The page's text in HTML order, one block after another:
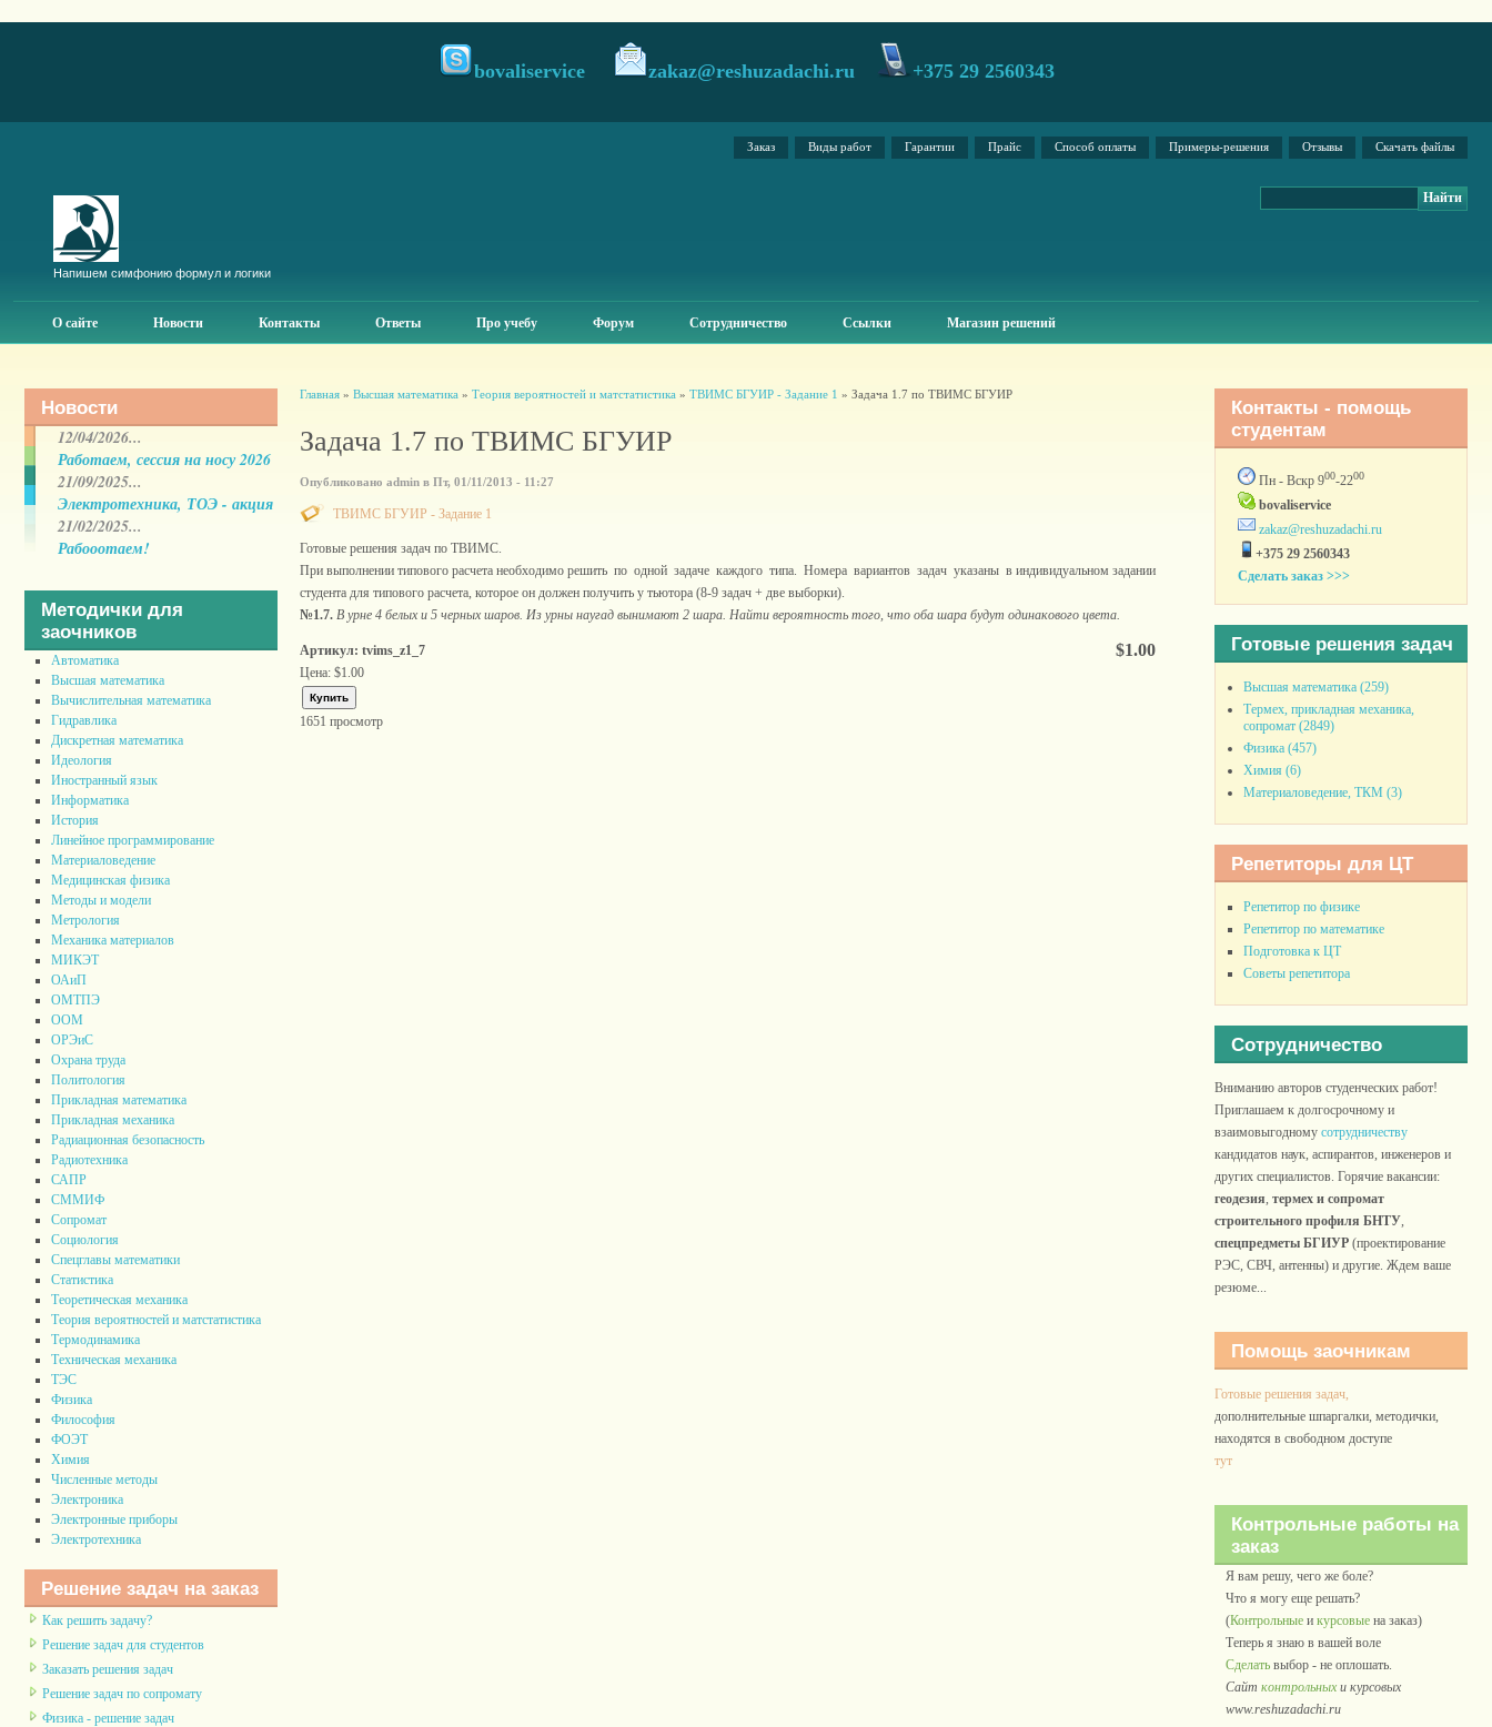
bovaliservice zakaz@reshuzadachi.ru +375 29 2560343
Заказ Виды работ Гарантии Прайс Способ оплаты Примеры-решения Отзывы Скачать файлы
Напишем симфонию формул и логики
О сайте Новости Контакты Ответы Про учебу Форум Сотрудничество Ссылки Магазин решений
Новости
12/04/2026...
Работаем, сессия на носу 2026
21/09/2025...
Электротехника, ТОЭ - акция
21/02/2025...
Рабооотаем!
Методички для
заочников
Автоматика
Высшая математика
Вычислительная математика
Гидравлика
Дискретная математика
Идеология
Иностранный язык
Информатика
История
Линейное программирование
Материаловедение
Медицинская физика
Методы и модели
Метрология
Механика материалов
МИКЭТ
ОАиП
ОМТПЭ
ООМ
ОРЭиС
Охрана труда
Политология
Прикладная математика
Прикладная механика
Радиационная безопасность
Радиотехника
САПР
СММИФ
Сопромат
Социология
Спецглавы математики
Статистика
Теоретическая механика
Теория вероятностей и матстатистика
Термодинамика
Техническая механика
ТЭС
Физика
Философия
ФОЭТ
Химия
Численные методы
Электроника
Электронные приборы
Электротехника
Решение задач на заказ
Как решить задачу?
Решение задач для студентов
Заказать решения задач
Решение задач по сопромату
Физика - решение задач
Главная» Высшая математика » Теория вероятностей и матстатистика » ТВИМС БГУИР - Задание 1 » Задача 1.7 по ТВИМС БГУИР
Задача 1.7 по ТВИМС БГУИР
Опубликовано admin в Пт, 01/11/2013 - 11:27
ТВИМС БГУИР - Задание 1
Готовые решения задач по ТВИМС.
При выполнении типового расчета необходимо решить по одной задаче каждого типа. Номера вариантов задач указаны в индивидуальном задании
студента для типового расчета, которое он должен получить у тьютора (8-9 задач + две выборки).
№1.7. В урне 4 белых и 5 черных шаров. Из урны наугад вынимают 2 шара. Найти вероятность того, что оба шара будут одинакового цвета.
$1.00
Артикул: tvims_z1_7
Цена: $1.00
1651 просмотр
Контакты - помощь
студентам
Пн - Вскр 900-2200
bovaliservice
zakaz@reshuzadachi.ru
+375 29 2560343
Сделать заказ >>>
Готовые решения задач
Высшая математика (259)
Термех, прикладная механика,
сопромат (2849)
Физика (457)
Химия (6)
Материаловедение, ТКМ (3)
Репетиторы для ЦТ
Репетитор по физике
Репетитор по математике
Подготовка к ЦТ
Советы репетитора
Сотрудничество
Вниманию авторов студенческих работ!
Приглашаем к долгосрочному и
взаимовыгодномусотрудничеству
кандидатов наук, аспирантов, инженеров и
других специалистов. Горячие вакансии:
геодезия, термех и сопромат
строительного профиля БНТУ,
спецпредметы БГИУР (проектирование
РЭС, СВЧ, антенны) и другие. Ждем ваше
резюме...
Помощь заочникам
Готовые решения задач,
дополнительные шпаргалки, методички,
находятся в свободном доступе
тут
Контрольные работы на
заказ
Я вам решу, чего же боле?
Что я могу еще решать?
(Контрольные икурсовые на заказ)
Теперь я знаю в вашей воле
Сделать выбор - не оплошать.
Сайтконтрольных и курсовых
www.reshuzadachi.ru